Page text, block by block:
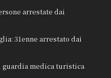
arrestate dai
31enne arrestato dai
medica turistica